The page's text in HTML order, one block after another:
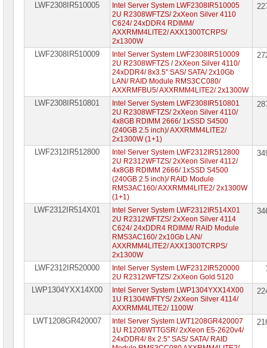
LWF2308IR510005
Intel Server System LWF2308IR510005
2U R2308WFTZS/ 2xXeon Silver 4110
C624/ 24xDDR4 RDIMM/
AXXRMM4LITE2/ AXX1300TCRPS/
2x1300W
LWF2308IR510009
Intel Server System LWF2308IR510009
2U R2308WFTZS / 2xXeon Silver 4110/
24xDDR4/ 8x3.5" SAS/ SATA/ 2x10Gb
LAN/ RAID Module RMS3CC080/
AXXRMFBU5/ AXXRMM4LITE2/ 2x1300W
LWF2308IR510801
Intel Server System LWF2308IR510801
2U R2308WFTZS/ 2xXeon Silver 4110/
4x8GB RDIMM 2666/ 1xSSD S4500
(240GB 2.5 inch)/ AXXRMM4LITE2/
2x1300W (1+1)
LWF2312IR512800
Intel Server System LWF2312IR512800
2U R2312WFTZS/ 2xXeon Silver 4112/
4x8GB RDIMM 2666/ 1xSSD S4500
(240GB 2.5 inch)/ RAID Module
RMS3AC160/ AXXRMM4LITE2/ 2x1300W
(1+1)
LWF2312IR514X01
Intel Server System LWF2312IR514X01
2U R2312WFTZS/ 2xXeon Silver 4114
C624/ 24xDDR4 RDIMM/ RAID Module
RMS3AC160/ 2x10Gb LAN/
AXXRMM4LITE2/ AXX1300TCRPS/
2x1300W
LWF2312IR520000
Intel Server System LWF2312IR520000
2U R2312WFTZS/ 2xXeon Gold 5120
LWP1304YXX14X00
Intel Server System LWP1304YXX14X00
1U R1304WFTYS/ 2xXeon Silver 4114/
AXXRMM4LITE2/ 1100W
LWT1208GR420007
Intel Server System LWT1208GR420007
1U R1208WTTGSR/ 2xXeon E5-2620v4/
24xDDR4/ 8x 2.5" SAS/ SATA/ RAID